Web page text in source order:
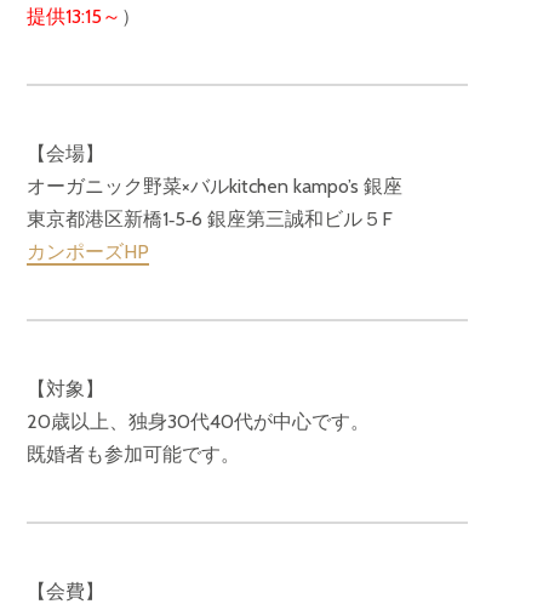
提供13:15～ ）
【会場】
オーガニック野菜×バルkitchen kampo’s 銀座
東京都港区新橋1‐5‐6 銀座第三誠和ビル５F
カンポーズHP
【対象】
20歳以上、独身30代40代が中心です。
既婚者も参加可能です。
【会費】